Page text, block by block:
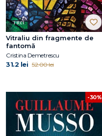
Vitraliu din fragmente de
fantomă
Cristina Demetrescu
31.2 lei 52.00 lei
-30%